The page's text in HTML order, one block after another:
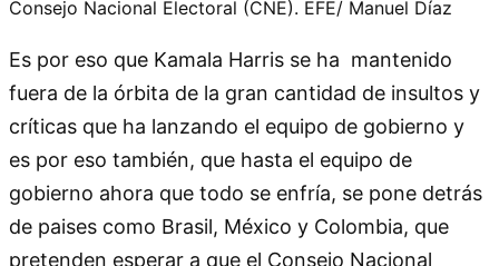
Consejo Nacional Electoral (CNE). EFE/ Manuel Díaz
Es por eso que Kamala Harris se ha mantenido
fuera de la órbita de la gran cantidad de insultos y
críticas que ha lanzando el equipo de gobierno y
es por eso también, que hasta el equipo de
gobierno ahora que todo se enfría, se pone detrás
de paises como Brasil, México y Colombia, que
pretenden esperar a que el Consejo Nacional